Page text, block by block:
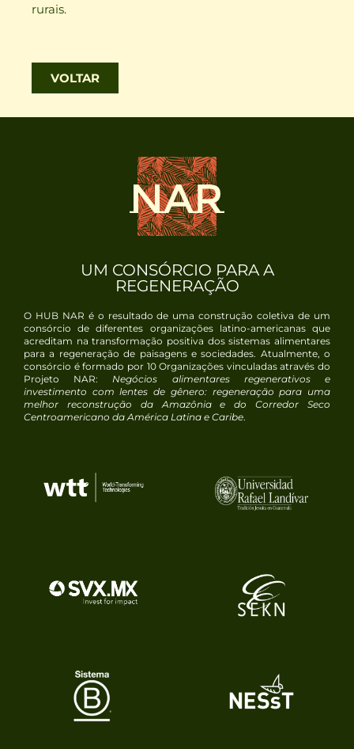
rurais.
VOLTAR
UM CONSÓRCIO PARA A
REGENERAÇÃO
O HUB NAR é o resultado de uma construção coletiva de um
consórcio de diferentes organizações latino-americanas que
acreditam na transformação positiva dos sistemas alimentares
para a regeneração de paisagens e sociedades. Atualmente, o
consórcio é formado por 10Organizações vinculadas através do
Projeto NAR: Negócios alimentares regenerativos e
investimento com lentes de gênero: regeneração para uma
melhor reconstrução da Amazônia e do Corredor Seco
Centroamericano da América Latina e Caribe.